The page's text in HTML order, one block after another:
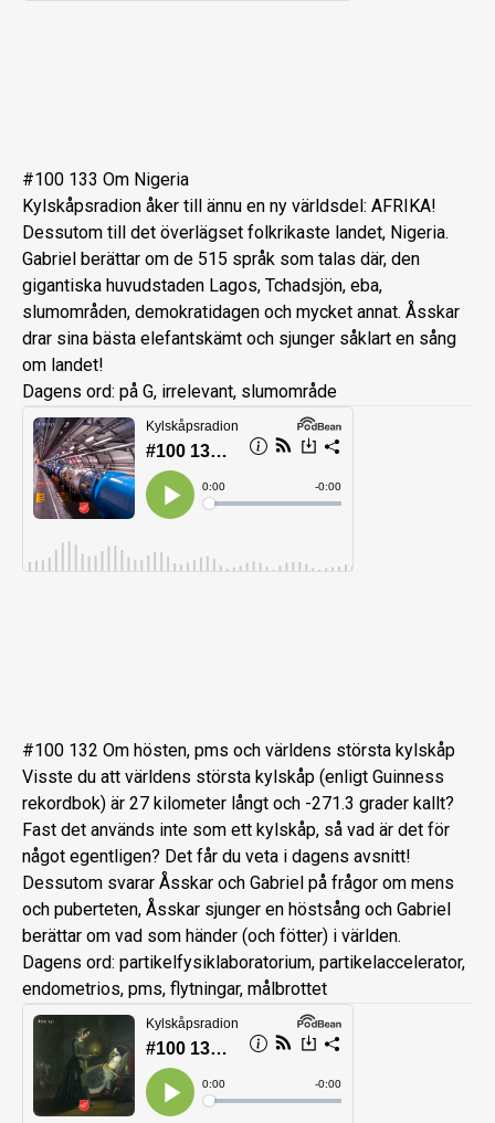
#100 133 Om Nigeria
Kylskåpsradion åker till ännu en ny världsdel: AFRIKA!
Dessutom till det överlägset folkrikaste landet, Nigeria.
Gabriel berättar om de 515 språk som talas där, den
gigantiska huvudstaden Lagos, Tchadsjön, eba,
slumområden, demokratidagen och mycket annat. Åsskar
drar sina bästa elefantskämt och sjunger såklart en sång
om landet!
Dagens ord: på G, irrelevant, slumområde
#100 132 Om hösten, pms och världens största kylskåp
Visste du att världens största kylskåp (enligt Guinness
rekordbok) är 27 kilometer långt och -271.3 grader kallt?
Fast det används inte som ett kylskåp, så vad är det för
något egentligen? Det får du veta i dagens avsnitt!
Dessutom svarar Åsskar och Gabriel på frågor om mens
och puberteten, Åsskar sjunger en höstsång och Gabriel
berättar om vad som händer (och fötter) i världen.
Dagens ord: partikelfysiklaboratorium, partikelaccelerator,
endometrios, pms, flytningar, målbrottet